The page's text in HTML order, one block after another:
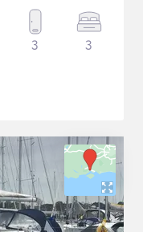
3 3